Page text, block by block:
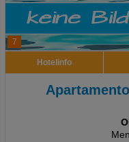
7
Hotelinfo